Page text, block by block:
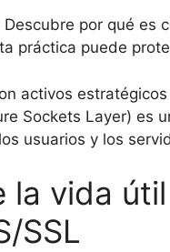
por qué es
práctica puede
activos
Sockets Layer) es
usuarios y los
la vida
SSL